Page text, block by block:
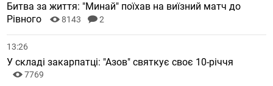
Битва за життя: "Минай" поїхав на виїзний матч до
Рівного
8143 2
13:26
У складі закарпатці: "Азов" святкує своє 10-річчя
7769